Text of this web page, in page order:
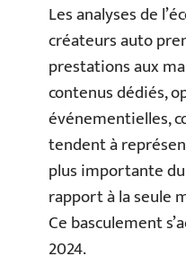
Les analyses de
créateurs auto
prestations aux
contenus dédiés,
événementielles,
tendent à
plus importante
rapport à la seule
Ce basculement
2024.